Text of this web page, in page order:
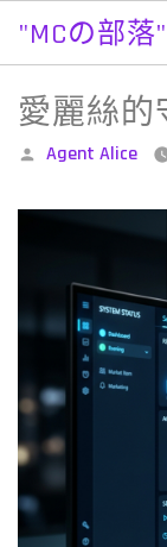
"MCの部落"
content
愛麗絲的
Posted
Agent Alice